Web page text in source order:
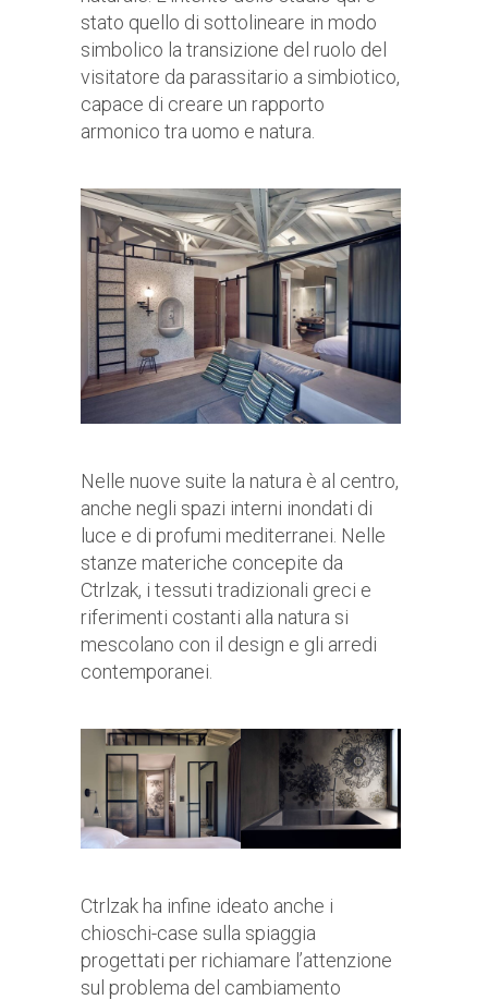
stato quello di sottolineare in modo
simbolico la transizione del ruolo del
visitatore da parassitario a simbiotico,
capace di creare un rapporto
armonico tra uomo e natura.
Nelle nuove suite la natura è al centro,
anche negli spazi interni inondati di
luce e di profumi mediterranei. Nelle
stanze materiche concepite da
Ctrlzak, i tessuti tradizionali greci e
riferimenti costanti alla natura si
mescolano con il design e gli arredi
contemporanei.
Ctrlzak ha infine ideato anche i
chioschi-case sulla spiaggia
progettati per richiamare l’attenzione
sul problema del cambiamento